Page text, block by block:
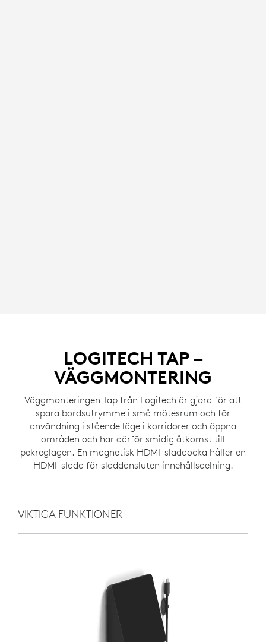
LOGITECH TAP –
VÄGGMONTERING
Väggmonteringen Tap från Logitech är gjord för att
spara bordsutrymme i små mötesrum och för
användning i stående läge i korridorer och öppna
områden och har därför smidig åtkomst till
pekreglagen. En magnetisk HDMI-sladdocka håller en
HDMI-sladd för sladdansluten innehållsdelning.
VIKTIGA FUNKTIONER